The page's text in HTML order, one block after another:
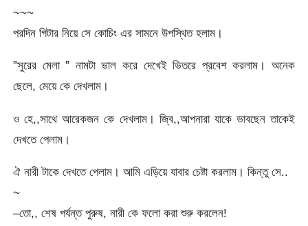
~~~
পরদিন গিটার নিয়ে সে কোচিং এর সামনে উপস্থিত হলাম।
”সুরের মেলা ” নামটা ভাল করে দেখেই ভিতরে প্রবেশ করলাম। অনেক
ছেলে, মেয়ে কে দেখলাম।
ও হে,,সাথে আরেকজন কে দেখলাম। জ্বি,,আপনারা যাকে ভাবছেন তাকেই
দেখতে পেলাম।
ঐ নারী টাকে দেখতে পেলাম। আমি এড়িয়ে যাবার চেষ্টা করলাম। কিন্তু সে..
~
–তো,, শেষ পর্যন্ত পুরুষ, নারী কে ফলো করা শুরু করলেন!